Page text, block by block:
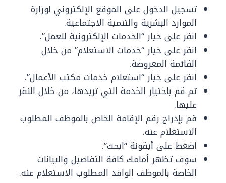
تسجيل الدخول على الموقع الإلكتروني لوزارة
الموارد البشرية والتنمية الاجتماعية.
انقر على خيار “الخدمات الإلكترونية للعمل”.
انقر على خيار “خدمات الاستعلام” من خلال
القائمة المعروضة.
انقر على خيار “استعلام خدمات مكتب الأعمال”.
ثم قم باختيار الخدمة التي تريدها، من خلال النقر
عليها.
قم بإدراج رقم الإقامة الخاص بالموظف المطلوب
الاستعلام عنه.
اضغط على أيقونة “ابحث”.
سوف تظهر أمامك كافة التفاصيل والبيانات
الخاصة بالموظف الوافد المطلوب الاستعلام عنه.